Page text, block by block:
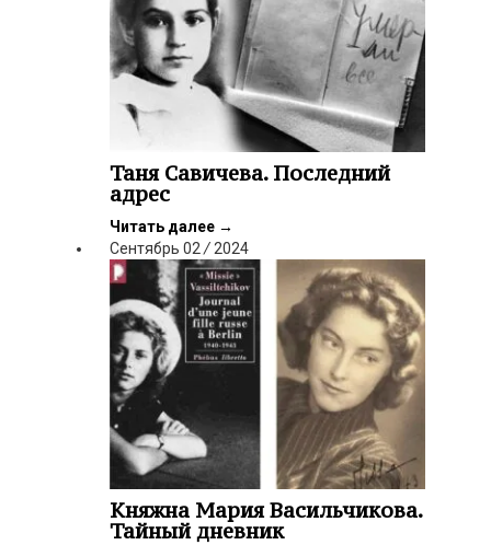
Таня Савичева. Последний
адрес
Читать далее →
Сентябрь 02 / 2024
Княжна Мария Васильчикова.
Тайный дневник